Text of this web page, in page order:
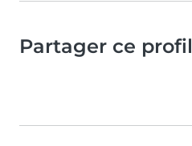
Partager ce profil